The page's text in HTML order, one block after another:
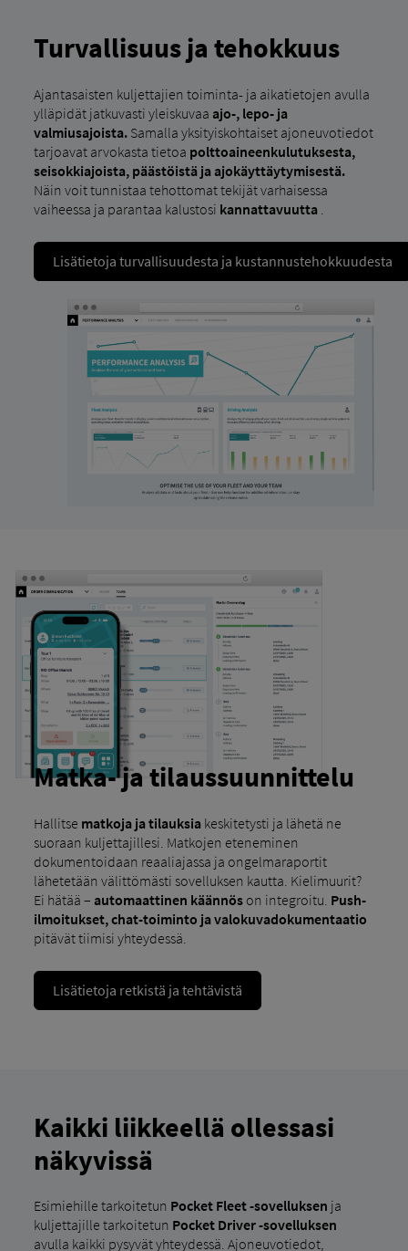
Turvallisuus ja tehokkuus
Ajantasaisten kuljettajien toiminta- ja aikatietojen avulla
ylläpidät jatkuvasti yleiskuvaa ajo-, lepo- ja
valmiusajoista.Samalla yksityiskohtaiset ajoneuvotiedot
tarjoavat arvokasta tietoa polttoaineenkulutuksesta,
seisokkiajoista, päästöistä ja ajokäyttäytymisestä.
Näin voit tunnistaa tehottomat tekijät varhaisessa
vaiheessa ja parantaa kalustosi kannattavuutta.
Lisätietoja turvallisuudesta ja kustannustehokkuudesta
Matka- ja tilaussuunnittelu
Hallitse matkoja ja tilauksiakeskitetysti ja lähetä ne
suoraan kuljettajillesi. Matkojen eteneminen
dokumentoidaan reaaliajassa ja ongelmaraportit
lähetetään välittömästi sovelluksen kautta. Kielimuurit?
Ei hätää – automaattinen käännöson integroitu. Push-
ilmoitukset, chat-toiminto ja valokuvadokumentaatio
pitävät tiimisi yhteydessä.
Lisätietoja retkistä ja tehtävistä
Kaikki liikkeellä ollessasi
näkyvissä
Esimiehille tarkoitetun Pocket Fleet -sovelluksen ja
kuljettajille tarkoitetun Pocket Driver -sovelluksen
avulla kaikki pysyvät yhteydessä. Ajoneuvotiedot,